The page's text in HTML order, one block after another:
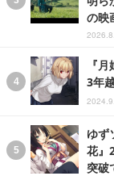
の映
『
3年
ゆず
花』
突破